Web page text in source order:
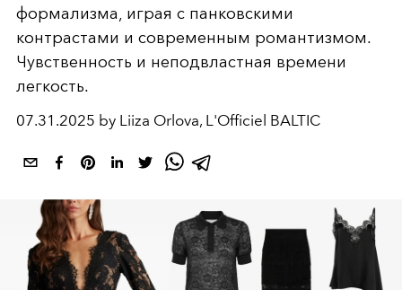
формализма, играя с панковскими
контрастами и современным романтизмом.
Чувственность и неподвластная времени
легкость.
07.31.2025 by Liiza Orlova, L'Officiel BALTIC